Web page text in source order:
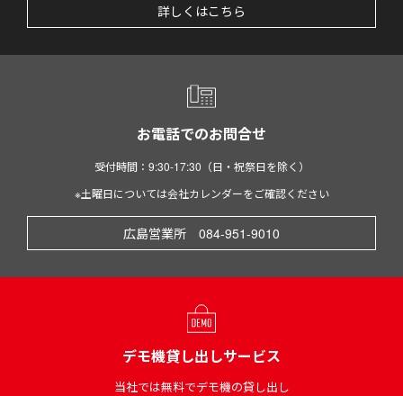
詳しくはこちら
お電話でのお問合せ
受付時間：9:30-17:30（日・祝祭日を除く）
※土曜日については会社カレンダーをご確認ください
広島営業所 084-951-9010
デモ機貸し出しサービス
当社では無料でデモ機の貸し出し